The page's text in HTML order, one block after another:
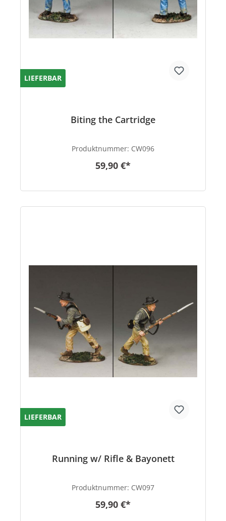
LIEFERBAR
Biting the Cartridge
Produktnummer: CW096
59,90 €*
LIEFERBAR
Running w/ Rifle & Bayonett
Produktnummer: CW097
59,90 €*